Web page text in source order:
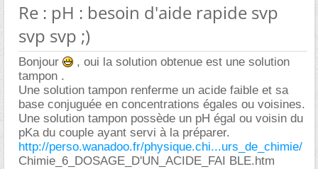
Re : pH : besoin d'aide rapide svp
svp svp ;)
Bonjour
, oui la solution obtenue est une solution
tampon .
Une solution tampon renferme un acide faible et sa
base conjuguée en concentrations égales ou voisines.
Une solution tampon possède un pH égal ou voisin du
pKa du couple ayant servi à la préparer.
http://perso.wanadoo.fr/physique.chi...urs_de_chimie/
Chimie_6_DOSAGE_D'UN_ACIDE_FAI BLE.htm